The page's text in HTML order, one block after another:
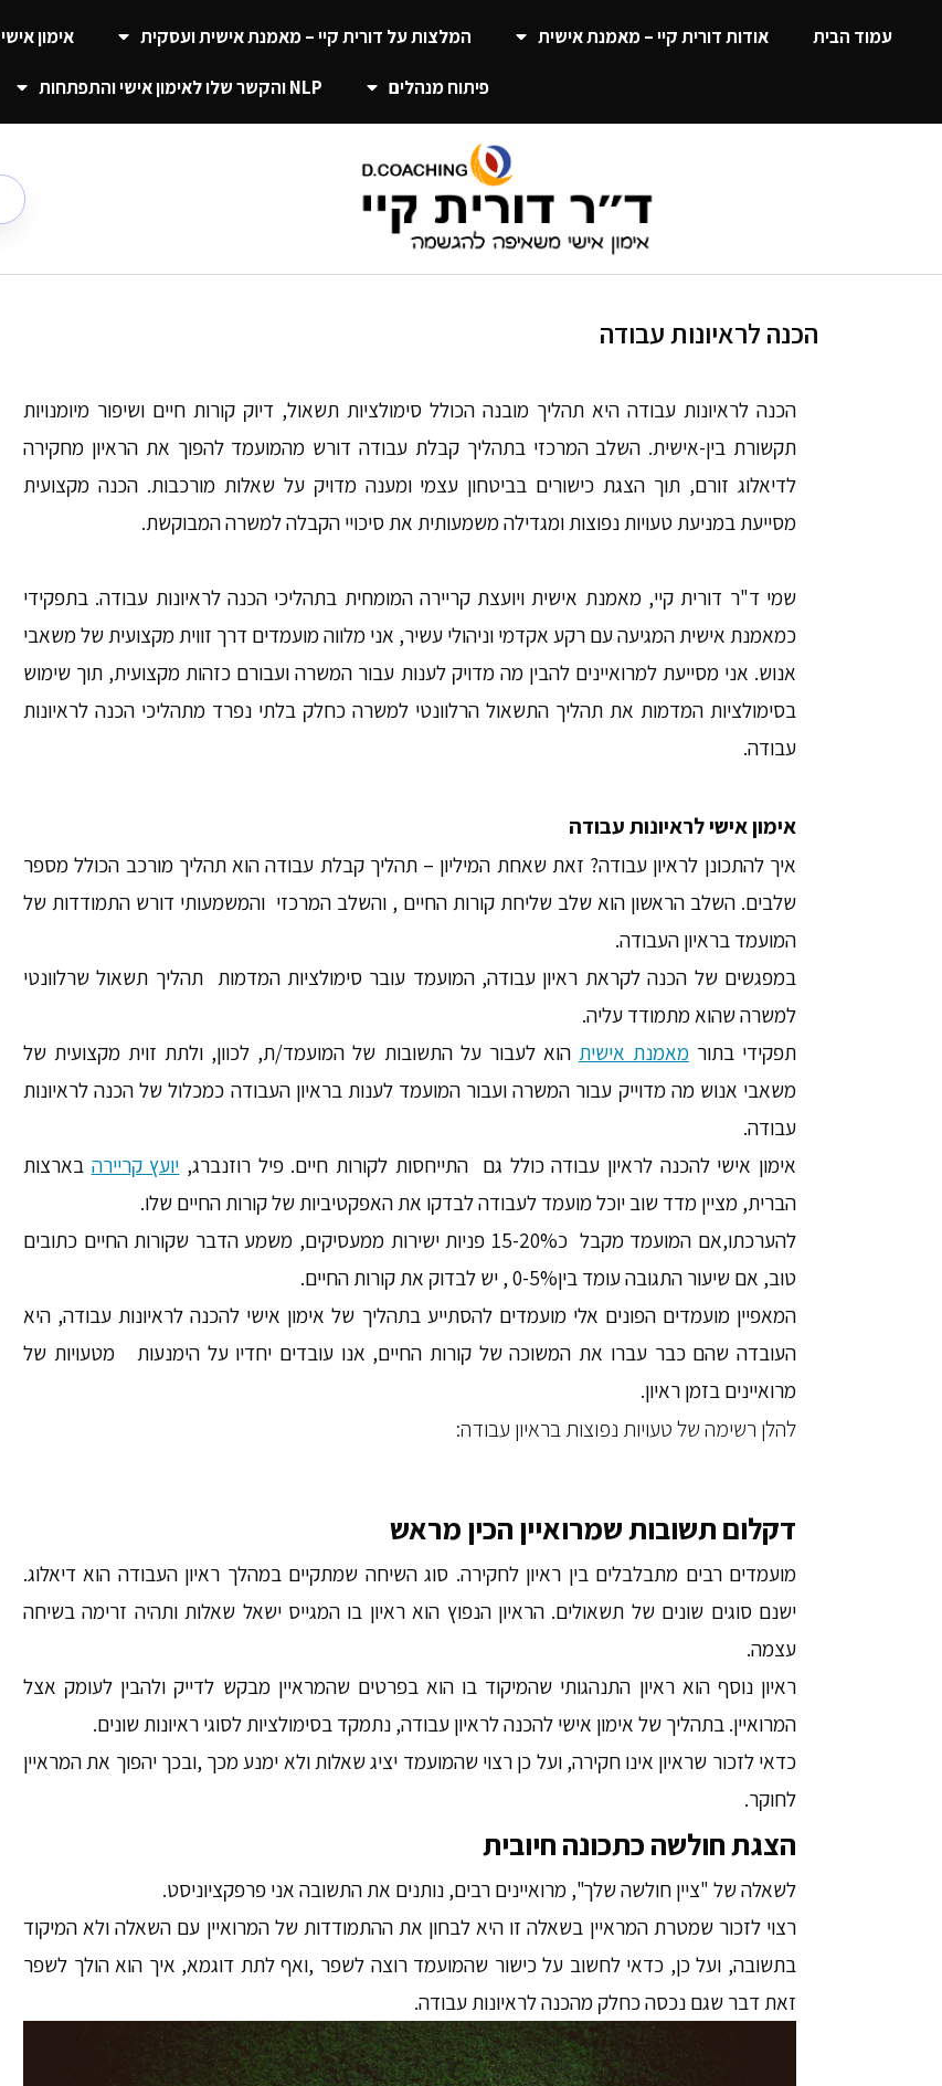
עמוד הבית אודות דורית קיי – מאמנת אישית המלצות על דורית קיי – מאמנת אישית ועסקית אימון אישי
פיתוח מנהלים NLP והקשר שלו לאימון אישי והתפתחות
הכנה לראיונות עבודה
הכנה לראיונות עבודה היא תהליך מובנה הכולל סימולציות תשאול, דיוק קורות חיים ושיפור מיומנויות
תקשורת בין-אישית. השלב המרכזי בתהליך קבלת עבודה דורש מהמועמד להפוך את הראיון מחקירה
לדיאלוג זורם, תוך הצגת כישורים בביטחון עצמי ומענה מדויק על שאלות מורכבות. הכנה מקצועית
מסייעת במניעת טעויות נפוצות ומגדילה משמעותית את סיכויי הקבלה למשרה המבוקשת.
שמי ד"ר דורית קיי, מאמנת אישית ויועצת קריירה המומחית בתהליכי הכנה לראיונות עבודה. בתפקידי
כמאמנת אישית המגיעה עם רקע אקדמי וניהולי עשיר, אני מלווה מועמדים דרך זווית מקצועית של משאבי
אנוש. אני מסייעת למרואיינים להבין מה מדויק לענות עבור המשרה ועבורם כזהות מקצועית, תוך שימוש
בסימולציות המדמות את תהליך התשאול הרלוונטי למשרה כחלק בלתי נפרד מתהליכי הכנה לראיונות
עבודה.
אימון אישי לראיונות עבודה
איך להתכונן לראיון עבודה? זאת שאחת המיליון – תהליך קבלת עבודה הוא תהליך מורכב הכולל מספר
שלבים. השלב הראשון הוא שלב שליחת קורות החיים , והשלב המרכזי והמשמעותי דורש התמודדות של
המועמד בראיון העבודה.
במפגשים של הכנה לקראת ראיון עבודה, המועמד עובר סימולציות המדמות תהליך תשאול שרלוונטי
למשרה שהוא מתמודד עליה.
תפקידי בתורמאמנת אישית הוא לעבור על התשובות של המועמד/ת, לכוון, ולתת זוית מקצועית של
משאבי אנוש מה מדוייק עבור המשרה ועבור המועמד לענות בראיון העבודה כמכלול של הכנה לראיונות
עבודה.
אימון אישי להכנה לראיון עבודה כולל גם התייחסות לקורות חיים. פיל רוזנברג, יועץ קריירה בארצות
הברית, מציין מדד שוב יוכל מועמד לעבודה לבדקו את האפקטיביות של קורות החיים שלו.
להערכתו,אם המועמד מקבל כ15-20% פניות ישירות ממעסיקים, משמע הדבר שקורות החיים כתובים
טוב, אם שיעור התגובה עומד בין0-5% , יש לבדוק את קורות החיים.
המאפיין מועמדים הפונים אלי מועמדים להסתייע בתהליך של אימון אישי להכנה לראיונות עבודה, היא
העובדה שהם כבר עברו את המשוכה של קורות החיים, אנו עובדים יחדיו על הימנעות מטעויות של
מרואיינים בזמן ראיון.
להלן רשימה של טעויות נפוצות בראיון עבודה:
דקלום תשובות שמרואיין הכין מראש
מועמדים רבים מתבלבלים בין ראיון לחקירה. סוג השיחה שמתקיים במהלך ראיון העבודה הוא דיאלוג.
ישנם סוגים שונים של תשאולים. הראיון הנפוץ הוא ראיון בו המגייס ישאל שאלות ותהיה זרימה בשיחה
עצמה.
ראיון נוסף הוא ראיון התנהגותי שהמיקוד בו הוא בפרטים שהמראיין מבקש לדייק ולהבין לעומק אצל
המרואיין. בתהליך של אימון אישי להכנה לראיון עבודה, נתמקד בסימולציות לסוגי ראיונות שונים.
כדאי לזכור שראיון אינו חקירה, ועל כן רצוי שהמועמד יציג שאלות ולא ימנע מכך ,ובכך יהפוך את המראיין
לחוקר.
הצגת חולשה כתכונה חיובית
לשאלה של "ציין חולשה שלך", מרואיינים רבים, נותנים את התשובה אני פרפקציוניסט.
רצוי לזכור שמטרת המראיין בשאלה זו היא לבחון את ההתמודדות של המרואיין עם השאלה ולא המיקוד
בתשובה, ועל כן, כדאי לחשוב על כישור שהמועמד רוצה לשפר ,ואף לתת דוגמא, איך הוא הולך לשפר
זאת דבר שגם נכסה כחלק מהכנה לראיונות עבודה.